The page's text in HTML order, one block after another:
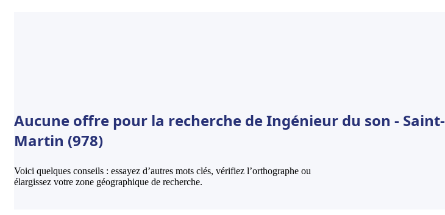
Aucune offre pour la recherche de Ingénieur du son - Saint-
Martin (978)
Voici quelques conseils : essayez d’autres mots clés, vérifiez l’orthographe ou
élargissez votre zone géographique de recherche.